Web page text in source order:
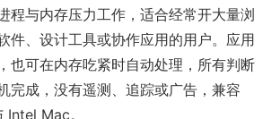
程与内存压力工作，适合经常开大量浏
件、设计工具或协作应用的用户。应用
也可在内存吃紧时自动处理，所有判断
完成，没有遥测、追踪或广告，兼容
Mac。